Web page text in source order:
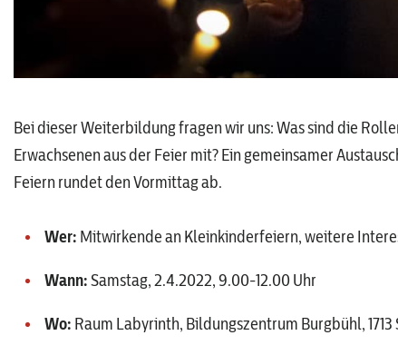
Bei dieser Weiterbildung fragen wir uns: Was sind die
Erwachsenen aus der Feier mit? Ein gemeinsamer
Feiern rundet den Vormittag ab.
Wer: Mitwirkende an Kleinkinderfeiern, weitere
Wann:Samstag, 2.4.2022, 9.00-12.00 Uhr
Wo: Raum Labyrinth, Bildungszentrum Burgbühl, 1713